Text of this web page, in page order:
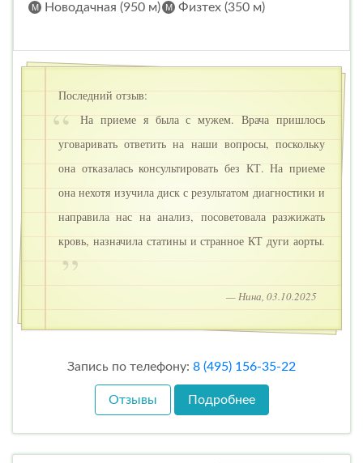
Новодачная (950 м)
Физтех (350 м)
Последний отзыв:
На приеме я была с мужем. Врача пришлось
уговаривать ответить на наши вопросы, поскольку
она отказалась консультировать без КТ. На приеме
она нехотя изучила диск с результатом диагностики и
направила нас на анализ, посоветовала разжижать
кровь, назначила статины и странное КТ дуги аорты.
— Нина, 03.10.2025
Запись по телефону: 8 (495) 156-35-22
Отзывы Подробнее